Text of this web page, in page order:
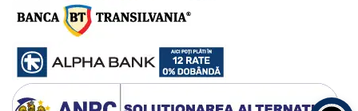
Solutii profesionale pentru
bucatarie
Solutii professionale pentru
spalatorii auto